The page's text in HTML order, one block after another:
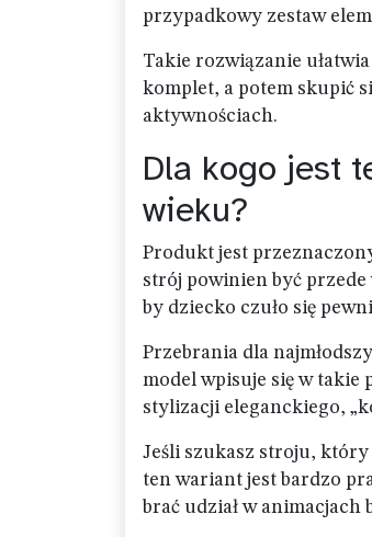
przypadkowy zestaw
Takie rozwiązanie
komplet, a potem skupić
aktywnościach.
Dla kogo jest
wieku?
Produkt jest
strój powinien być przede
by dziecko czuło się
Przebrania dla
model wpisuje się w takie
stylizacji eleganckiego,
Jeśli szukasz stroju,
ten wariant jest bardzo
brać udział w animacjach